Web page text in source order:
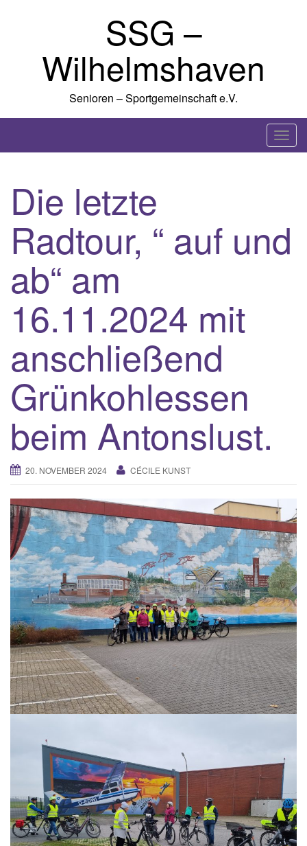
SSG –
Wilhelmshaven
Senioren – Sportgemeinschaft e.V.
T
o
n
a
Die letzte
Radtour, “ auf und
ab“ am
16.11.2024 mit
anschließend
Grünkohlessen
beim Antonslust.
20. NOVEMBER 2024 CÉCILE KUNST